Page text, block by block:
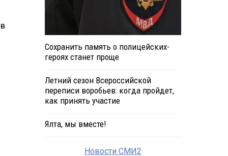
Сохранить память о полицейских-
героях станет проще
Летний сезон Всероссийской
переписи воробьев: когда пройдет,
как принять участие
Ялта, мы вместе!
Новости СМИ2